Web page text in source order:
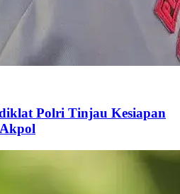
Polri Tinjau Kesiapan